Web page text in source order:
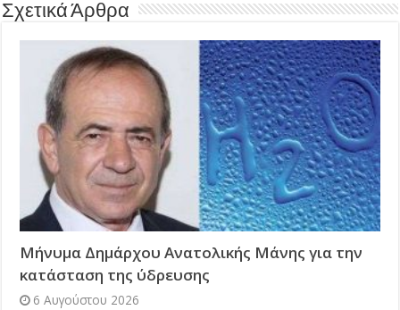
Σχετικά Άρθρα
Μήνυμα Δημάρχου Ανατολικής Μάνης για την
κατάσταση της ύδρευσης
6 Αυγούστου 2026